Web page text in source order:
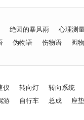
绝园的暴风雨
心理测
伪物语 伤物语 囮
仪 转向灯
转向系统
游 自行车 总成 座垫